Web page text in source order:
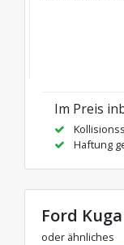
Im Preis
Haftung
Ford
oder ähnliches